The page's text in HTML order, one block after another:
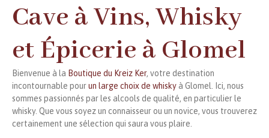
Cave à Vins, Whisky
et Épicerie à Glomel
Bienvenue à la Boutique du Kreiz Ker, votre destination
incontournable pourun large choix de whisky à Glomel. Ici, nous
sommes passionnés par les alcools de qualité, en particulier le
whisky. Que vous soyez un connaisseur ou un novice, vous trouverez
certainement une sélection qui saura vous plaire.